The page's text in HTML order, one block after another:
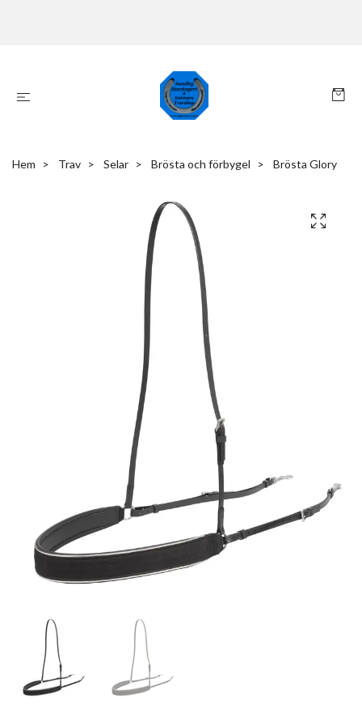
Hem Trav Selar Brösta och förbygel Brösta Glory